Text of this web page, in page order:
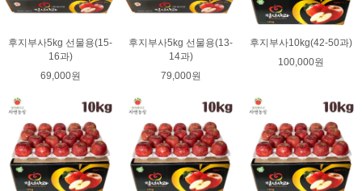
후지부사5kg 선물용(15-
16과)
69,000원
후지부사5kg 선물용(13-
14과)
79,000원
후지부사10kg(42-50과)
100,000원